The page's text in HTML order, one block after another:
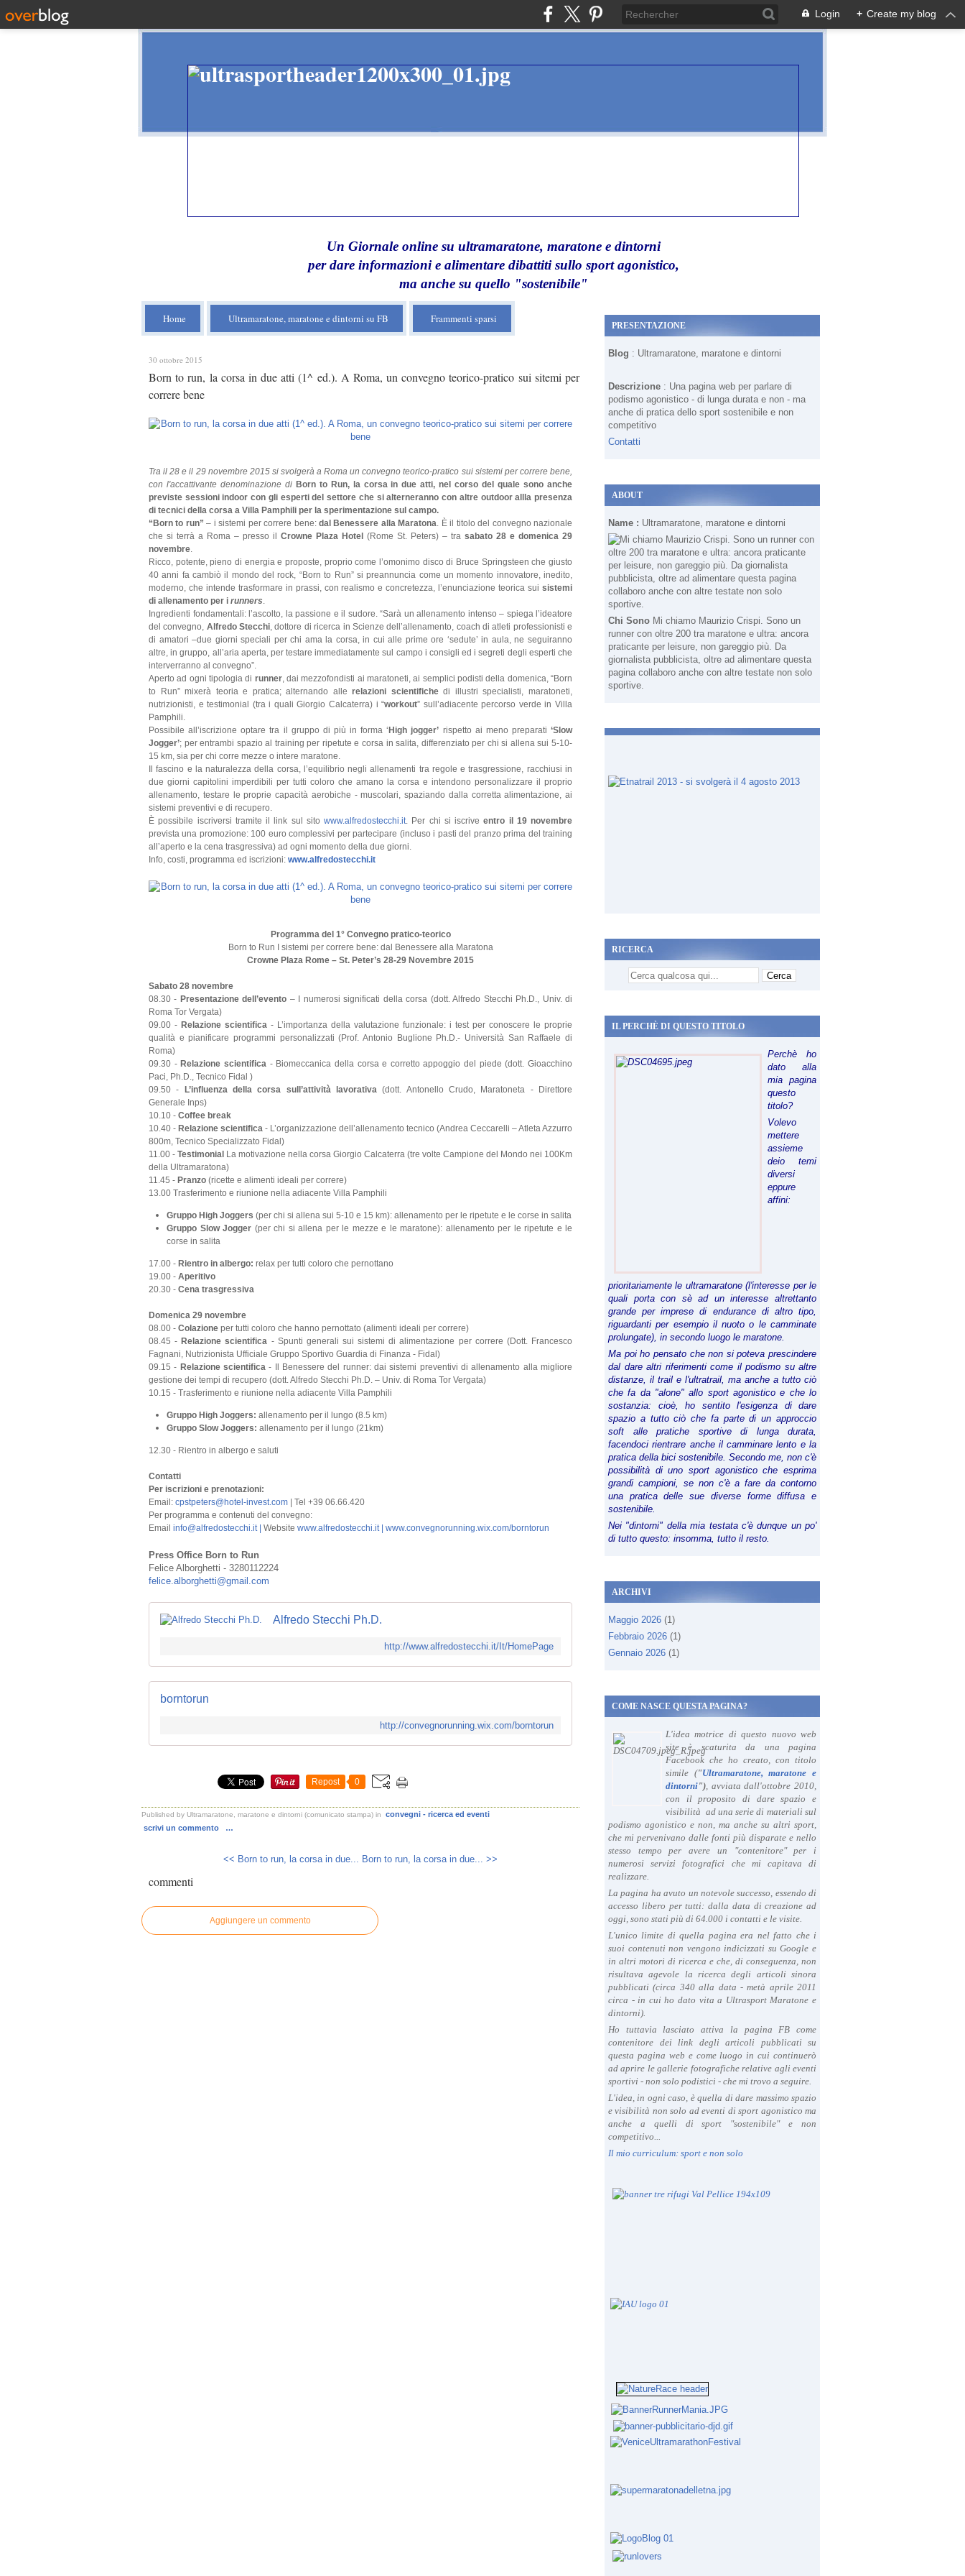
Login + Create my blog
Un Giornale online su ultramaratone, maratone e dintorni
per dare informazioni e alimentare dibattiti sullo sport agonistico,
ma anche su quello "sostenibile"
Home Ultramaratone, maratone e dintorni su FB Frammenti sparsi
30 ottobre 2015
Born to run, la corsa in due atti (1^ ed.). A Roma, un convegno teorico-pratico sui sitemi per
correre bene
Tra il 28 e il 29 novembre 2015 si svolgerà a Roma un convegno teorico-pratico sui sistemi per correre bene,
con l'accattivante denominazione di Born to Run, la corsa in due atti, nel corso del quale sono anche
previste sessioni indoor con gli esperti del settore che si alterneranno con altre outdoor allla presenza
di tecnici della corsa a Villa Pamphili per la sperimentazione sul campo.
“Born to run” – i sistemi per correre bene:dal Benessere alla Maratona. È il titolo del convegno nazionale
che si terrà a Roma – presso il Crowne Plaza Hotel (Rome St. Peters) – tra sabato 28 e domenica 29
novembre.
Ricco, potente, pieno di energia e proposte, proprio come l’omonimo disco di Bruce Springsteen che giusto
40 anni fa cambiò il mondo del rock, “Born to Run” si preannuncia come un momento innovatore, inedito,
moderno, che intende trasformare in prassi, con realismo e concretezza, l’enunciazione teorica sui sistemi
di allenamento per i runners.
Ingredienti fondamentali: l’ascolto, la passione e il sudore. “Sarà un allenamento intenso – spiega l’ideatore
del convegno, Alfredo Stecchi, dottore di ricerca in Scienze dell’allenamento, coach di atleti professionisti e
di amatori –due giorni speciali per chi ama la corsa, in cui alle prime ore ‘sedute’ in aula, ne seguiranno
altre, in gruppo, all’aria aperta, per testare immediatamente sul campo i consigli ed i segreti degli esperti che
interverranno al convegno”.
Aperto ad ogni tipologia di runner, dai mezzofondisti ai maratoneti, ai semplici podisti della domenica, “Born
to Run” mixerà teoria e pratica; alternando allerelazioni scientifichedi illustri specialisti, maratoneti,
nutrizionisti, e testimonial (tra i quali Giorgio Calcaterra) i “workout” sull’adiacente percorso verde in Villa
Pamphili.
Possibile all’iscrizione optare tra il gruppo di più in forma ‘ High jogger’ rispetto ai meno preparati ‘Slow
Jogger’; per entrambi spazio al training per ripetute e corsa in salita, differenziato per chi si allena sui 5-10-
15 km, sia per chi corre mezze o intere maratone.
Il fascino e la naturalezza della corsa, l’equilibrio negli allenamenti tra regole e trasgressione, racchiusi in
due giorni capitolini imperdibili per tutti coloro che amano la corsa e intendono personalizzare il proprio
allenamento, testare le proprie capacità aerobiche - muscolari, spaziando dalla corretta alimentazione, ai
sistemi preventivi e di recupero.
È possibile iscriversi tramite il link sul sito www.alfredostecchi.it. Per chi si iscriveentro il 19 novembre
prevista una promozione: 100 euro complessivi per partecipare (incluso i pasti del pranzo prima del training
all’aperto e la cena trasgressiva) ad ogni momento della due giorni.
Info, costi, programma ed iscrizioni: www.alfredostecchi.it
Programma del 1° Convegno pratico-teorico
Born to Run I sistemi per correre bene: dal Benessere alla Maratona
Crowne Plaza Rome – St. Peter’s 28-29 Novembre 2015
Sabato 28 novembre
08.30 - Presentazione dell’evento – I numerosi significati della corsa (dott. Alfredo Stecchi Ph.D., Univ. di
Roma Tor Vergata)
09.00 - Relazione scientifica - L’importanza della valutazione funzionale: i test per conoscere le proprie
qualità e pianificare programmi personalizzati (Prof. Antonio Buglione Ph.D.- Università San Raffaele di
Roma)
09.30 - Relazione scientifica - Biomeccanica della corsa e corretto appoggio del piede (dott. Gioacchino
Paci, Ph.D., Tecnico Fidal )
09.50 -
L’influenza della corsa sull’attività lavorativa(dott. Antonello Crudo, Maratoneta - Direttore
Generale Inps)
10.10 - Coffee break
10.40 - Relazione scientifica - L’organizzazione dell’allenamento tecnico (Andrea Ceccarelli – Atleta Azzurro
800m, Tecnico Specializzato Fidal)
11.00 - Testimonial La motivazione nella corsa Giorgio Calcaterra (tre volte Campione del Mondo nei 100Km
della Ultramaratona)
11.45 - Pranzo (ricette e alimenti ideali per correre)
13.00 Trasferimento e riunione nella adiacente Villa Pamphili
Gruppo High Joggers (per chi si allena sui 5-10 e 15 km): allenamento per le ripetute e le corse in salita
Gruppo Slow Jogger (per chi si allena per le mezze e le maratone): allenamento per le ripetute e le
corse in salita
17.00 - Rientro in albergo: relax per tutti coloro che pernottano
19.00 - Aperitivo
20.30 - Cena trasgressiva
Domenica 29 novembre
08.00 - Colazione per tutti coloro che hanno pernottato (alimenti ideali per correre)
08.45 - Relazione scientifica - Spunti generali sui sistemi di alimentazione per correre (Dott. Francesco
Fagnani, Nutrizionista Ufficiale Gruppo Sportivo Guardia di Finanza - Fidal)
09.15 - Relazione scientifica- Il Benessere del runner: dai sistemi preventivi di allenamento alla migliore
gestione dei tempi di recupero (dott. Alfredo Stecchi Ph.D. – Univ. di Roma Tor Vergata)
10.15 - Trasferimento e riunione nella adiacente Villa Pamphili
Gruppo High Joggers: allenamento per il lungo (8.5 km)
Gruppo Slow Joggers: allenamento per il lungo (21km)
12.30 - Rientro in albergo e saluti
Contatti
Per iscrizioni e prenotazioni:
Email: cpstpeters@hotel-invest.com
| Tel +39 06.66.420
Per programma e contenuti del convegno:
Email info@alfredostecchi.it | Website www.alfredostecchi.it | www.convegnorunning.wix.com/borntorun
Press Office Born to Run
Felice Alborghetti - 3280112224
felice.alborghetti@gmail.com
Alfredo Stecchi Ph.D.
http://www.alfredostecchi.it/It/HomePage
borntorun
http://convegnorunning.wix.com/borntorun
Repost 0
Published by Ultramaratone, maratone e dintorni (comunicato stampa) in
convegni - ricerca ed eventi
scrivi un commento
…
<< Born to run, la corsa in due... Born to run, la corsa in due... >>
commenti
Aggiungere un commento
PRESENTAZIONE
Blog : Ultramaratone, maratone e dintorni
Descrizione : Una pagina web per parlare di
podismo agonistico - di lunga durata e non - ma
anche di pratica dello sport sostenibile e non
competitivo
Contatti
ABOUT
Name : Ultramaratone, maratone e dintorni
Chi Sono Mi chiamo Maurizio Crispi. Sono un
runner con oltre 200 tra maratone e ultra: ancora
praticante per leisure, non gareggio più. Da
giornalista pubblicista, oltre ad alimentare questa
pagina collaboro anche con altre testate non solo
sportive.
RICERCA
IL PERCHÈ DI QUESTO TITOLO
Perchè ho
dato alla
mia pagina
questo
titolo?
Volevo
mettere
assieme
deio temi
diversi
eppure
affini:
prioritariamente le ultramaratone (l'interesse per le
quali porta con sè ad un interesse altrettanto
grande per imprese di endurance di altro tipo,
riguardanti per esempio il nuoto o le camminate
prolungate), in secondo luogo le maratone.
Ma poi ho pensato che non si poteva prescindere
dal dare altri riferimenti come il podismo su altre
distanze, il trail e l'ultratrail, ma anche a tutto ciò
che fa da "alone" allo sport agonistico e che lo
sostanzia: cioè, ho sentito l'esigenza di dare
spazio a tutto ciò che fa parte di un approccio
soft alle pratiche sportive di lunga durata,
facendoci rientrare anche il camminare lento e la
pratica della bici sostenibile. Secondo me, non c'è
possibilità di uno sport agonistico che esprima
grandi campioni, se non c'è a fare da contorno
una pratica delle sue diverse forme diffusa e
sostenibile.
Nei "dintorni" della mia testata c'è dunque un po'
di tutto questo: insomma, tutto il resto.
ARCHIVI
Maggio 2026 (1)
Febbraio 2026 (1)
Gennaio 2026 (1)
COME NASCE QUESTA PAGINA?
L'idea motrice di questo nuovo web
site è scaturita da una pagina
Facebook che ho creato, con titolo
simile ("Ultramaratone, maratone e
dintorni"), avviata dall'ottobre 2010,
con il proposito di dare spazio e
visibilità ad una serie di materiali sul
podismo agonistico e non, ma anche su altri sport,
che mi pervenivano dalle fonti più disparate e nello
stesso tempo per avere un "contenitore" per i
numerosi servizi fotografici che mi capitava di
realizzare.
La pagina ha avuto un notevole successo, essendo di
accesso libero per tutti: dalla data di creazione ad
oggi, sono stati più di 64.000 i contatti e le visite.
L'unico limite di quella pagina era nel fatto che i
suoi contenuti non vengono indicizzati su Google e
in altri motori di ricerca e che, di conseguenza, non
risultava agevole la ricerca degli articoli sinora
pubblicati (circa 340 alla data - metà aprile 2011
circa - in cui ho dato vita a Ultrasport Maratone e
dintorni).
Ho tuttavia lasciato attiva la pagina FB come
contenitore dei link degli articoli pubblicati su
questa pagina web e come luogo in cui continuerò
ad aprire le gallerie fotografiche relative agli eventi
sportivi - non solo podistici - che mi trovo a seguire.
L'idea, in ogni caso, è quella di dare massimo spazio
e visibilità non solo ad eventi di sport agonistico ma
anche a quelli di sport "sostenibile" e non
competitivo...
Il mio curriculum: sport e non solo